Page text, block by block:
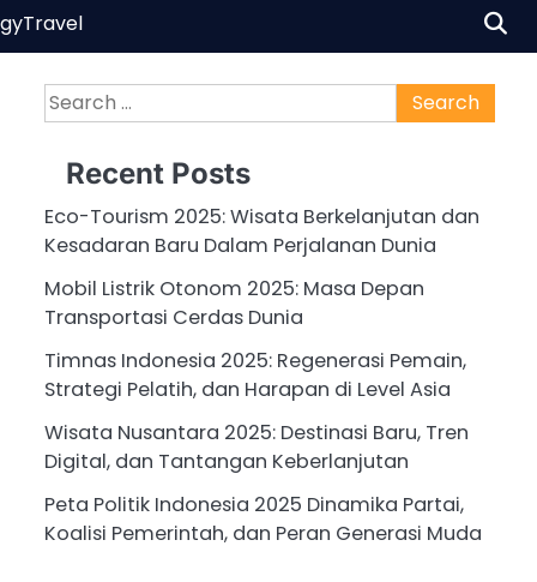
Travel
Search
for:
Recent Posts
Eco-Tourism 2025: Wisata Berkelanjutan dan
Kesadaran Baru Dalam Perjalanan Dunia
Mobil Listrik Otonom 2025: Masa Depan
Transportasi Cerdas Dunia
Timnas Indonesia 2025: Regenerasi Pemain,
Strategi Pelatih, dan Harapan di Level Asia
Wisata Nusantara 2025: Destinasi Baru, Tren
Digital, dan Tantangan Keberlanjutan
Peta Politik Indonesia 2025 Dinamika Partai,
Koalisi Pemerintah, dan Peran Generasi Muda